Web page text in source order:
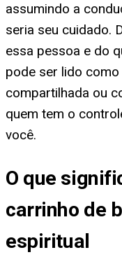
assumindo a
seria seu cuidado.
essa pessoa e do
pode ser lido
compartilhada ou
quem tem o
você.
O que
carrinho de
espiritual